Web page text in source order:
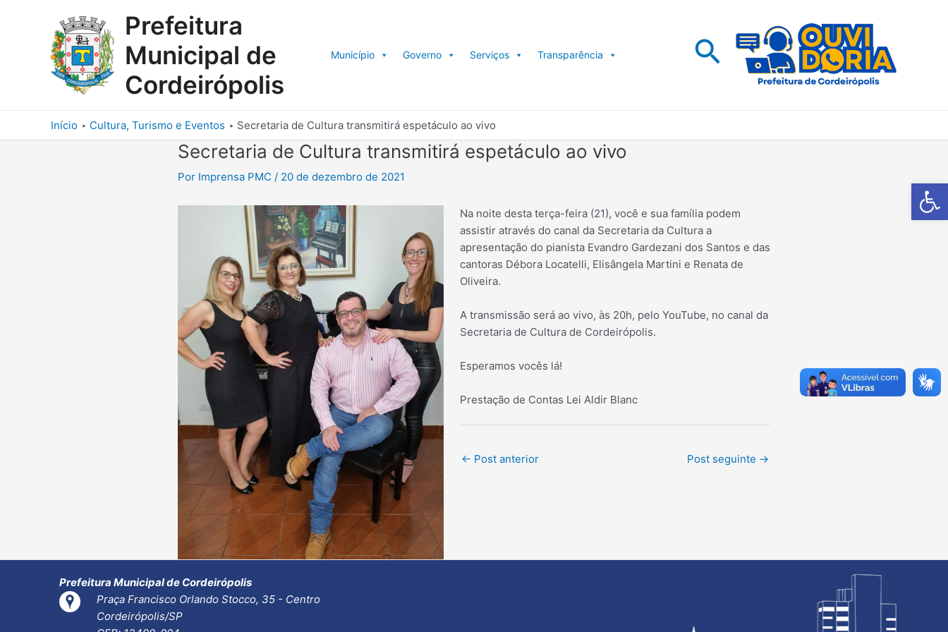
Barra de
Prefeitura
Municipal de
Cordeirópolis
Município Governo Serviços Transparência Pesquisar
Início Cultura, Turismo e Eventos Secretaria de Cultura transmitirá espetáculo ao vivo
Secretaria de Cultura transmitirá espetáculo ao vivo
Por Imprensa PMC / 20 de dezembro de 2021
Na noite desta terça-feira (21), você e sua família podem
assistir através do canal da Secretaria da Cultura a
apresentação do pianista Evandro Gardezani dos Santos e das
cantoras Débora Locatelli, Elisângela Martini e Renata de
Oliveira.
A transmissão será ao vivo, às 20h, pelo YouTube, no canal da
Secretaria de Cultura de Cordeirópolis.
Esperamos vocês lá!
Prestação de Contas Lei Aldir Blanc
Post
← Post anterior Post seguinte →
Prefeitura Municipal de Cordeirópolis
Praça Francisco Orlando Stocco, 35 - Centro
Cordeirópolis/SP